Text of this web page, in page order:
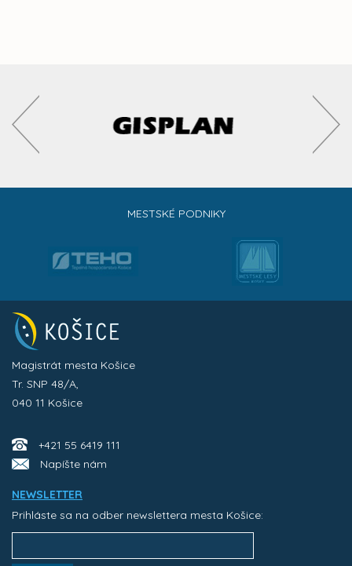
MESTSKÉ PODNIKY
Magistrát mesta Košice
Tr. SNP 48/A,
040 11 Košice
+421 55 6419 111
Napíšte nám
NEWSLETTER
Prihláste sa na odber newslettera mesta Košice: